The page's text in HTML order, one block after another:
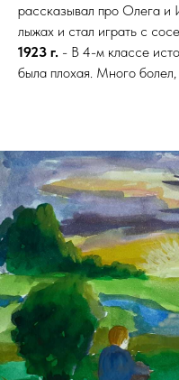
рассказывал про Олега и
лыжах и стал играть с
1923 г. - В 4-м классе
была плохая. Много